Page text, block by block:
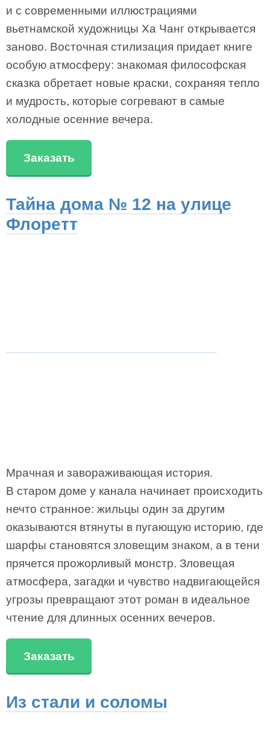
и с современными иллюстрациями
вьетнамской художницы Ха Чанг открывается
заново. Восточная стилизация придает книге
особую атмосферу: знакомая философская
сказка обретает новые краски, сохраняя тепло
и мудрость, которые согревают в самые
холодные осенние вечера.
Заказать
Тайна дома № 12 на улице
Флоретт
Мрачная и завораживающая история.
В старом доме у канала начинает происходить
нечто странное: жильцы один за другим
оказываются втянуты в пугающую историю, где
шарфы становятся зловещим знаком, а в тени
прячется прожорливый монстр. Зловещая
атмосфера, загадки и чувство надвигающейся
угрозы превращают этот роман в идеальное
чтение для длинных осенних вечеров.
Заказать
Из стали и соломы